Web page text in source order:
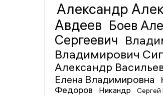
Александр
Авдеев Боев
Сергеевич
Владимирович
Александр
Елена Владимировна
Федоров
Никандр Сергей